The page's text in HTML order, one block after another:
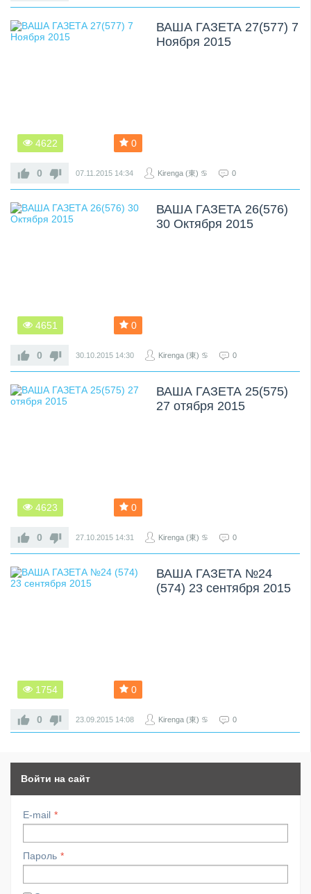
4622 0
ВАША ГАЗЕТА 27(577) 7
Ноября 2015
0 07.11.2015 14:34 Kirenga (東) ♋ 0
4651 0
ВАША ГАЗЕТА 26(576)
30 Октября 2015
0 30.10.2015 14:30 Kirenga (東) ♋ 0
4623 0
ВАША ГАЗЕТА 25(575)
27 отября 2015
0 27.10.2015 14:31 Kirenga (東) ♋ 0
1754 0
ВАША ГАЗЕТА №24
(574) 23 сентября 2015
0 23.09.2015 14:08 Kirenga (東) ♋ 0
Войти на сайт
E-mail
Пароль